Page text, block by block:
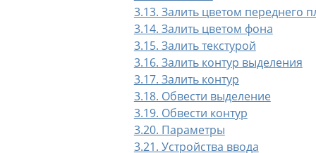
3.13. Залить цветом переднего
3.14. Залить цветом фона
3.15. Залить текстурой
3.16. Залить контур выделения
3.17. Залить контур
3.18. Обвести выделение
3.19. Обвести контур
3.20. Параметры
3.21. Устройства ввода